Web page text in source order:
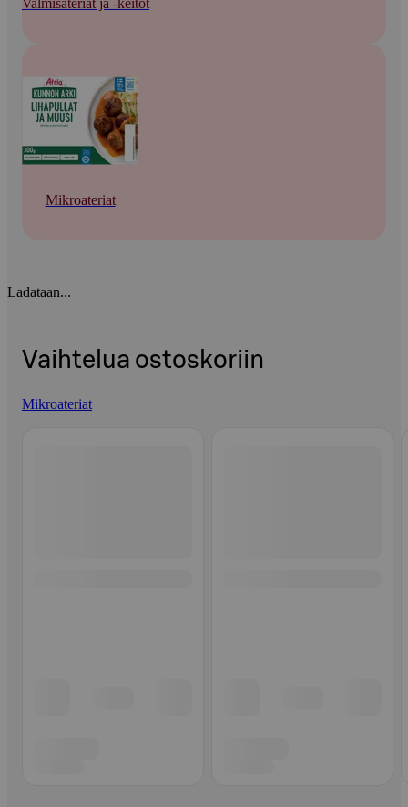
Mikroateriat
Ladataan...
Vaihtelua ostoskoriin
Mikroateriat